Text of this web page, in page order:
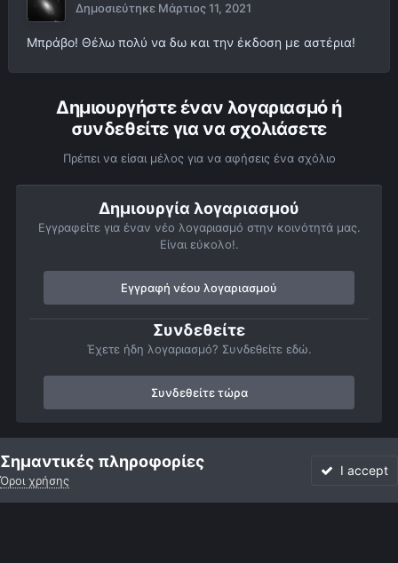
Δημοσιεύτηκε Μάρτιος 11, 2021
Μπράβο! Θέλω πολύ να δω και την έκδοση με αστέρια!
Δημιουργήστε έναν λογαριασμό ή
συνδεθείτε για να σχολιάσετε
Πρέπει να είσαι μέλος για να αφήσεις ένα σχόλιο
Δημιουργία λογαριασμού
Εγγραφείτε για έναν νέο λογαριασμό στην κοινότητά μας.
Είναι εύκολο!.
Εγγραφή νέου λογαριασμού
Συνδεθείτε
Έχετε ήδη λογαριασμό? Συνδεθείτε εδώ.
Συνδεθείτε τώρα
Αρχή Αστροφωτογραφίες Βαθύς Ουρανός
Σημαντικές πληροφορίες
Όροι χρήσης
I accept
Forum